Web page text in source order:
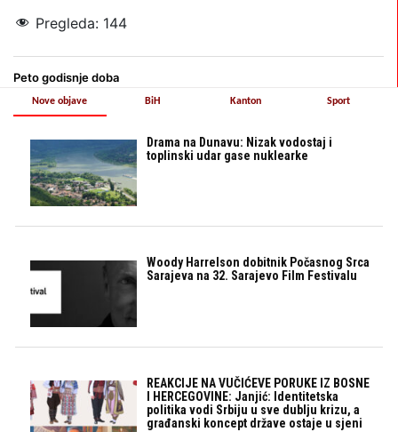
Pregleda: 144
Peto godisnje doba
Nove objave
Drama na Dunavu: Nizak vodostaj i
toplinski udar gase nuklearke
Woody Harrelson dobitnik Počasnog Srca
Sarajeva na 32. Sarajevo Film Festivalu
REAKCIJE NA VUČIĆEVE PORUKE IZ BOSNE
I HERCEGOVINE: Janjić: Identitetska
politika vodi Srbiju u sve dublju krizu, a
građanski koncept države ostaje u sjeni
BiH Kanton Sport